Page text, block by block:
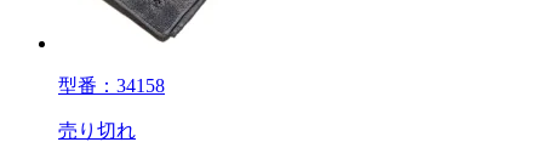
型番：34158
売り切れ